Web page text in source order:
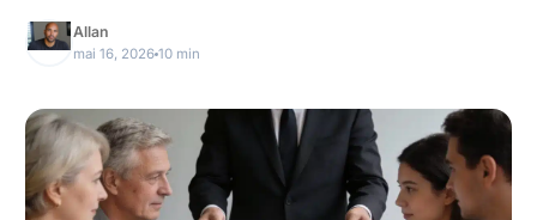
Immobilier
Allan
mai 16, 2026 10 min